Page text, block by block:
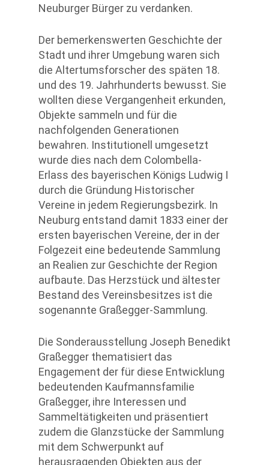
Neuburger Bürger zu verdanken.
Der bemerkenswerten Geschichte der
Stadt und ihrer Umgebung waren sich
die Altertumsforscher des späten 18.
und des 19. Jahrhunderts bewusst. Sie
wollten diese Vergangenheit erkunden,
Objekte sammeln und für die
nachfolgenden Generationen
bewahren. Institutionell umgesetzt
wurde dies nach dem Colombella-
Erlass des bayerischen Königs Ludwig I
durch die Gründung Historischer
Vereine in jedem Regierungsbezirk. In
Neuburg entstand damit 1833 einer der
ersten bayerischen Vereine, der in der
Folgezeit eine bedeutende Sammlung
an Realien zur Geschichte der Region
aufbaute. Das Herzstück und ältester
Bestand des Vereinsbesitzes ist die
sogenannte Graßegger-Sammlung.
Die Sonderausstellung Joseph Benedikt
Graßegger thematisiert das
Engagement der für diese Entwicklung
bedeutenden Kaufmannsfamilie
Graßegger, ihre Interessen und
Sammeltätigkeiten und präsentiert
zudem die Glanzstücke der Sammlung
mit dem Schwerpunkt auf
herausragenden Objekten aus der